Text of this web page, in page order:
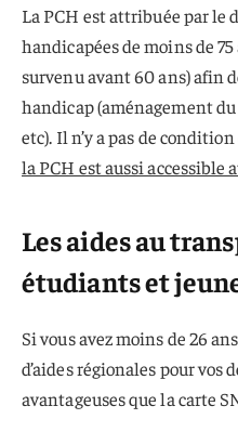
La PCH est attribuée par le
handicapées de moins de
survenu avant 60 ans) afin
handicap (aménagement
etc). Il n’y a pas de
la PCH est aussi accessible
Les aides au
étudiants et
Si vous avez moins de 26
d’aides régionales pour
avantageuses que la carte